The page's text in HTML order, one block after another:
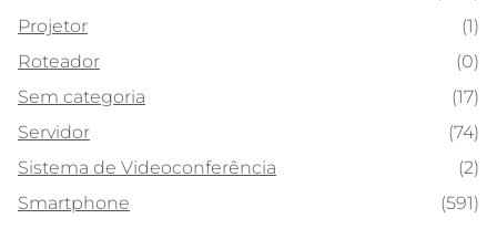
Projetor
(1)
Roteador
(0)
Sem categoria
(17)
Servidor
(74)
Sistema de Videoconferência
(2)
Smartphone
(591)